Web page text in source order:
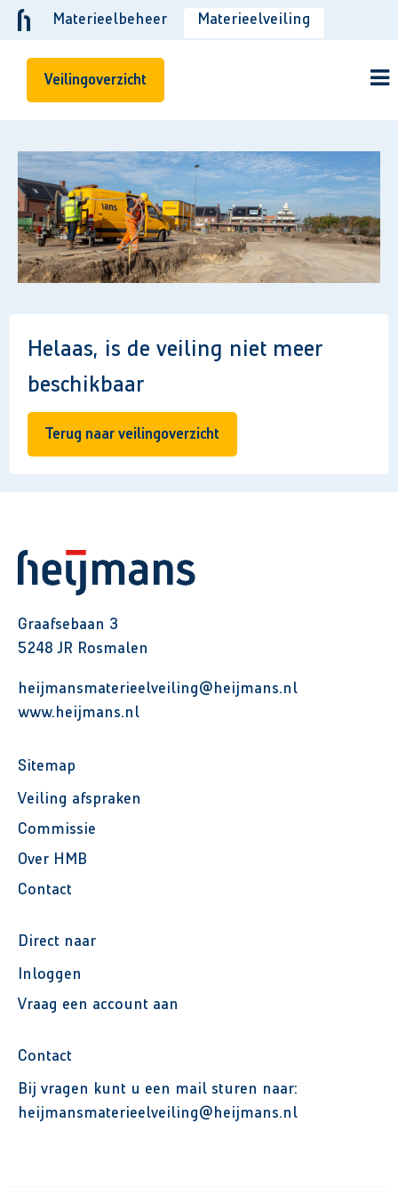
Materieelbeheer Materieelveiling
Veilingoverzicht
Helaas, is de veiling niet meer
beschikbaar
Terug naar veilingoverzicht
Graafsebaan 3
5248 JR Rosmalen
heijmansmaterieelveiling@heijmans.nl
www.heijmans.nl
Sitemap
Veiling afspraken
Commissie
Over HMB
Contact
Direct naar
Inloggen
Vraag een account aan
Contact
Bij vragen kunt u een mail sturen naar:
heijmansmaterieelveiling@heijmans.nl